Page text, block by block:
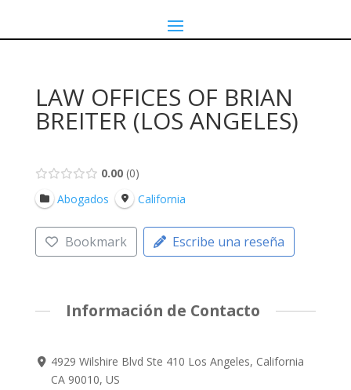
LAW OFFICES OF BRIAN
BREITER (LOS ANGELES)
0.00 0
Abogados
California
Bookmark Escribe una reseña
Información de Contacto
4929 Wilshire Blvd Ste 410 Los Angeles, California
CA 90010, US